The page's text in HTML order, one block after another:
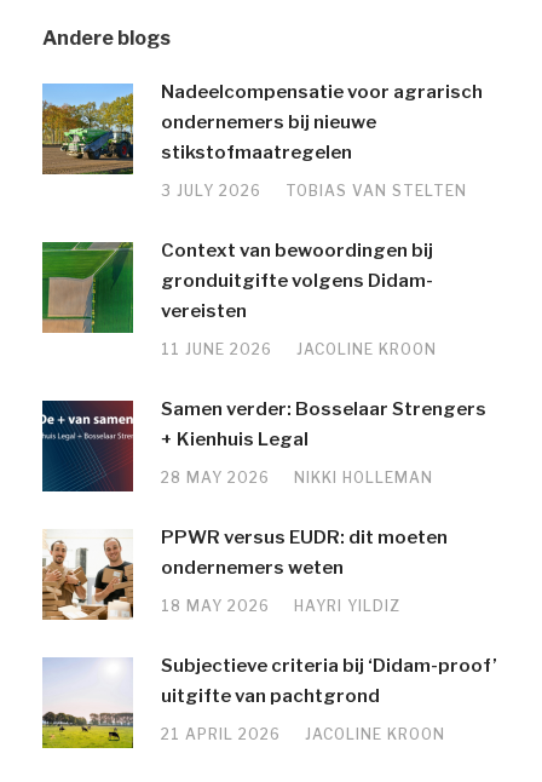
Andere blogs
Nadeelcompensatie voor agrarisch
ondernemers bij nieuwe
stikstofmaatregelen
3 JULY 2026 TOBIAS VAN STELTEN
Context van bewoordingen bij
gronduitgifte volgens Didam-
vereisten
11 JUNE 2026 JACOLINE KROON
Samen verder: Bosselaar Strengers
+ Kienhuis Legal
28 MAY 2026 NIKKI HOLLEMAN
PPWR versus EUDR: dit moeten
ondernemers weten
18 MAY 2026 HAYRI YILDIZ
Subjectieve criteria bij ‘Didam-proof’
uitgifte van pachtgrond
21 APRIL 2026 JACOLINE KROON